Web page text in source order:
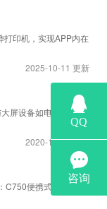
打印机，实现APP内在
2025-10-11 更新
屏设备如电视，智慧
2020-11-16 更新
便携式条码扫描